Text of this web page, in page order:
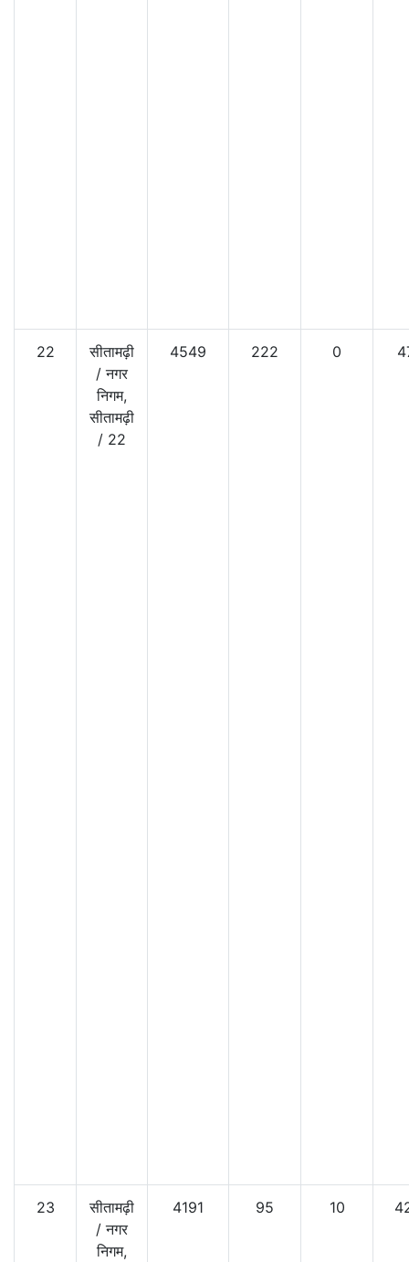
22
सीतामढ़ी
/नगर
निगम,
सीतामढ़ी
/ 22
4549 222 0
23
सीतामढ़ी
/नगर
निगम,
4191 95 10